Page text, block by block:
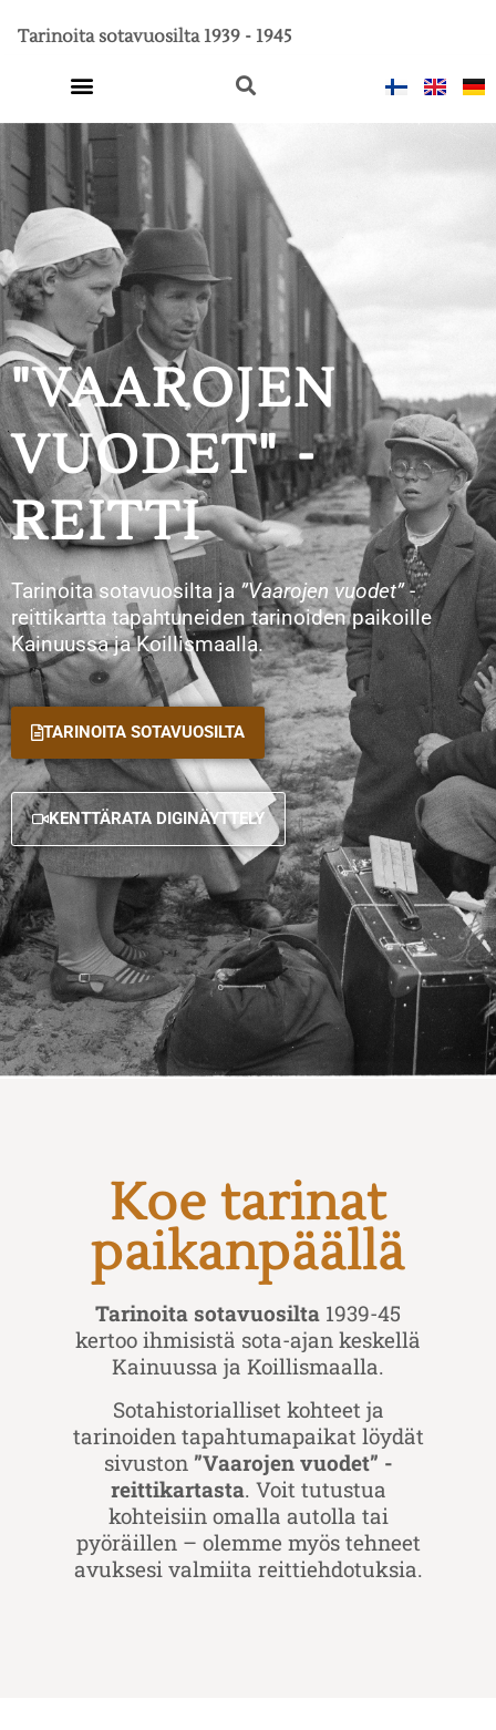
Tarinoita sotavuosilta 1939 - 1945
"VAAROJEN
VUODET" -
REITTI
Tarinoita sotavuosilta ja ”Vaarojen vuodet”-
reittikartta tapahtuneiden tarinoiden paikoille
Kainuussa ja Koillismaalla.
TARINOITA SOTAVUOSILTA
KENTTÄRATA DIGINÄYTTELY
Koe tarinat
paikanpäällä
Tarinoita sotavuosilta 1939-45
kertoo ihmisistä sota-ajan keskellä
Kainuussa ja Koillismaalla.
Sotahistorialliset kohteet ja
tarinoiden tapahtumapaikat löydät
sivuston ”Vaarojen vuodet” -
reittikartasta. Voit tutustua
kohteisiin omalla autolla tai
pyöräillen – olemme myös tehneet
avuksesi valmiita reittiehdotuksia.